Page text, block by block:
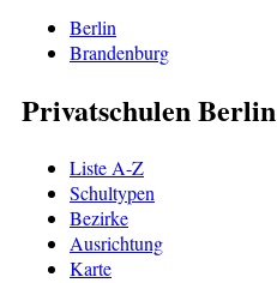
Berlin
Brandenburg
Privatschulen Berlin
Liste A-Z
Schultypen
Bezirke
Ausrichtung
Karte